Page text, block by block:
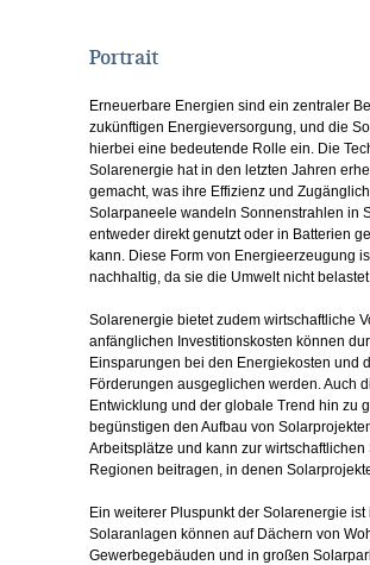
Portrait
Erneuerbare Energien sind ein zentraler
zukünftigen Energieversorgung, und die
hierbei eine bedeutende Rolle ein. Die
Solarenergie hat in den letzten Jahren
gemacht, was ihre Effizienz und
Solarpaneele wandeln Sonnenstrahlen in
entweder direkt genutzt oder in Batterien
kann. Diese Form von Energieerzeugung
nachhaltig, da sie die Umwelt nicht
Solarenergie bietet zudem wirtschaftliche
anfänglichen Investitionskosten können
Einsparungen bei den Energiekosten und
Förderungen ausgeglichen werden. Auch
Entwicklung und der globale Trend hin zu
begünstigen den Aufbau von
Arbeitsplätze und kann zur wirtschaftlichen
Regionen beitragen, in denen
Ein weiterer Pluspunkt der Solarenergie
Solaranlagen können auf Dächern von
Gewerbegebäuden und in großen